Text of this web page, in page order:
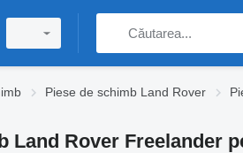
Piese de schimb Land Rover
Land Rover Freelander